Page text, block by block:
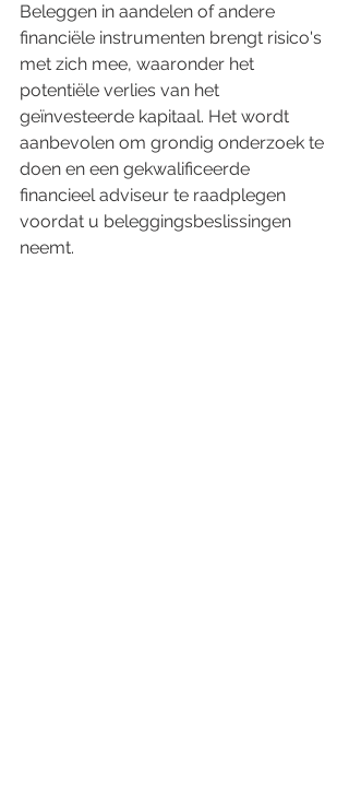
Beleggen in aandelen of andere
financiële instrumenten brengt risico's
met zich mee, waaronder het
potentiële verlies van het
geïnvesteerde kapitaal. Het wordt
aanbevolen om grondig onderzoek te
doen en een gekwalificeerde
financieel adviseur te raadplegen
voordat u beleggingsbeslissingen
neemt.